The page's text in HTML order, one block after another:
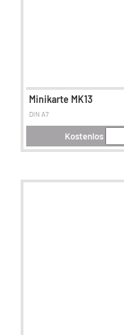
Minikarte MK13
DIN A7
Kostenlos